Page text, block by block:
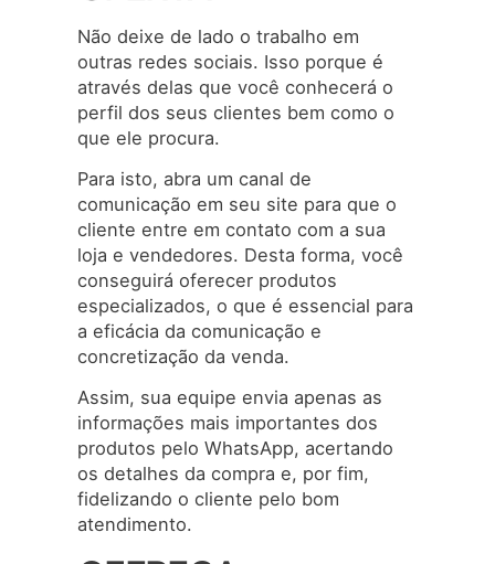
Não deixe de lado o trabalho em
outras redes sociais. Isso porque é
através delas que você conhecerá o
perfil dos seus clientes bem como o
que ele procura.
Para isto, abra um canal de
comunicação em seu site para que o
cliente entre em contato com a sua
loja e vendedores. Desta forma, você
conseguirá oferecer produtos
especializados, o que é essencial para
a eficácia da comunicação e
concretização da venda.
Assim, sua equipe envia apenas as
informações mais importantes dos
produtos pelo WhatsApp, acertando
os detalhes da compra e, por fim,
fidelizando o cliente pelo bom
atendimento.